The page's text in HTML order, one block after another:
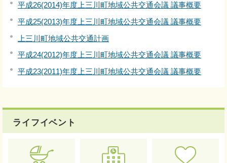
平成26(2014)年度上三川町地域公共交通会議 議事概要
平成25(2013)年度上三川町地域公共交通会議 議事概要
上三川町地域公共交通計画
平成24(2012)年度上三川町地域公共交通会議 議事概要
平成23(2011)年度上三川町地域公共交通会議 議事概要
ライフイベント